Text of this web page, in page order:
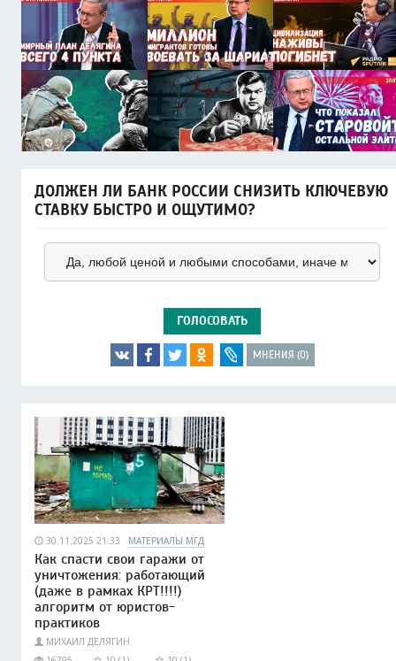
ДОЛЖЕН ЛИ БАНК РОССИИ СНИЗИТЬ КЛЮЧЕВУЮ
СТАВКУ БЫСТРО И ОЩУТИМО?
ГОЛОСОВАТЬ
МНЕНИЯ (0)
30.11.2025 21:33 МАТЕРИАЛЫ МГД
Как спасти свои гаражи от
уничтожения: работающий
(даже в рамках КРТ!!!!)
алгоритм от юристов-
практиков
МИХАИЛ ДЕЛЯГИН